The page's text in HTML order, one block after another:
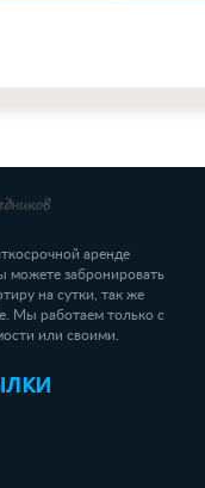
аренде
можете забронировать
на сутки, так же
Мы работаем только с
или своими.